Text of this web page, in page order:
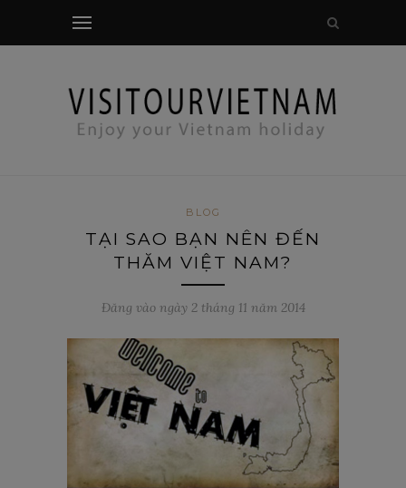
BLOG
TẠI SAO BẠN NÊN ĐẾN
THĂM VIỆT NAM?
Đăng vào ngày 2 tháng 11 năm 2014